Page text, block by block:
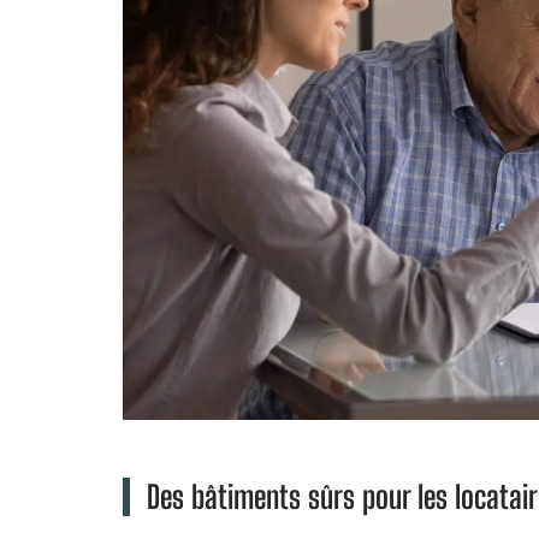
Des bâtiments sûrs pour les